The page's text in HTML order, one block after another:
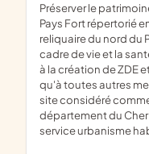
préserver le patrimoine paysager et naturel du nord du
Pays Fort répertorié
reliquaire du nord du
cadre de vie et la
à la création de ZDE
qu'à toutes autres
site considéré
département du Cher
service urbanisme